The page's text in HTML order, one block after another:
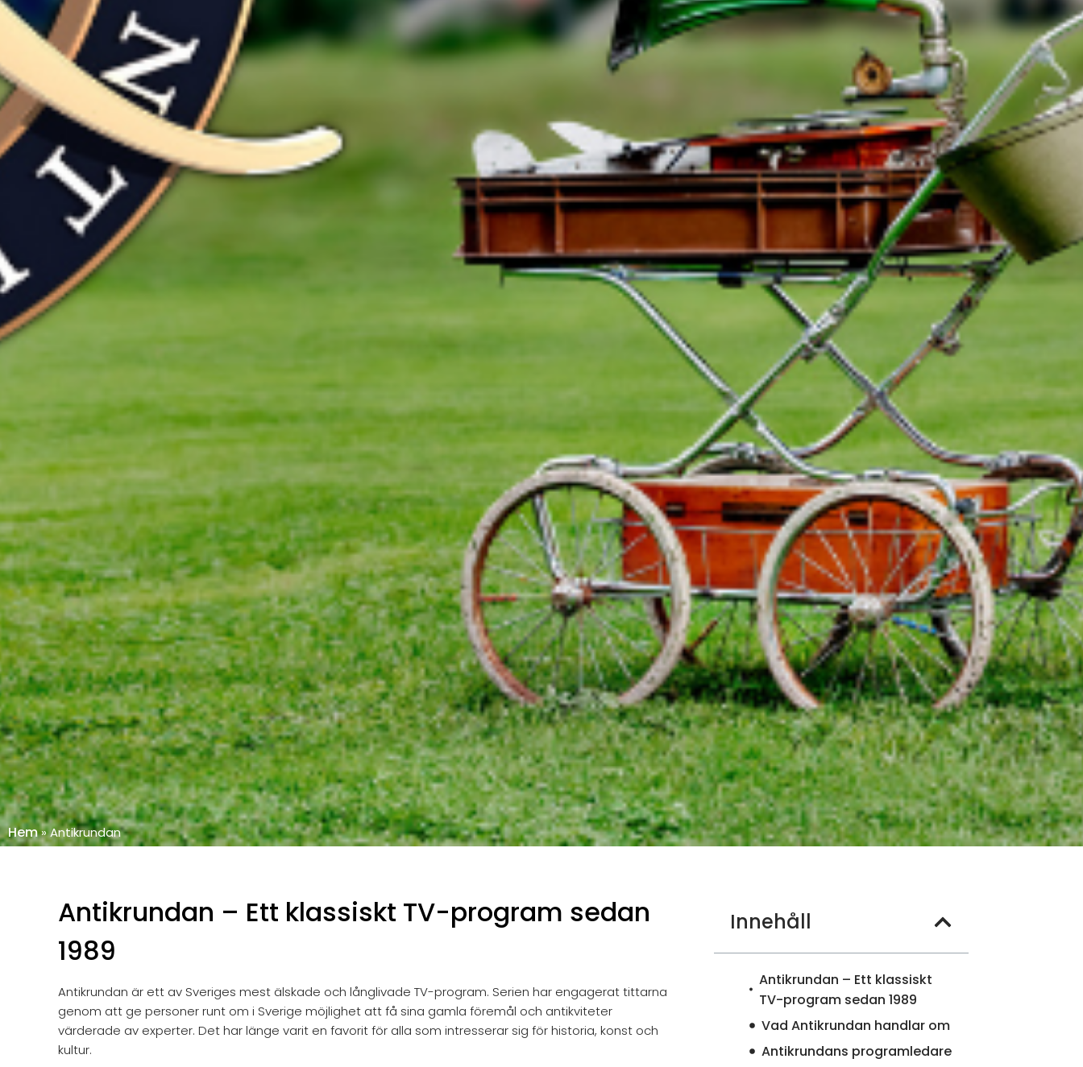
Hem»Antikrundan
Antikrundan – Ett klassiskt TV-program sedan
1989
Antikrundan är ett av Sveriges mest älskade och långlivade TV-program. Serien har engagerat tittarna
genom att ge personer runt om i Sverige möjlighet att få sina gamla föremål och antikviteter
värderade av experter. Det har länge varit en favorit för alla som intresserar sig för historia, konst och
kultur.
Innehåll
Antikrundan – Ett klassiskt
TV-program sedan 1989
Vad Antikrundan handlar om
Antikrundans programledare